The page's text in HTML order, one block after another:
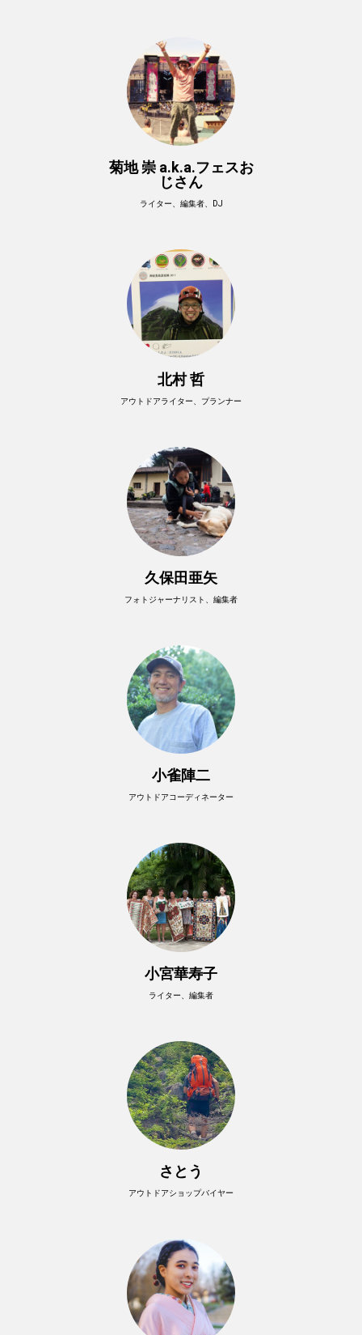
菊地 崇 a.k.a.フェスお
じさん
ライター、編集者、DJ
北村 哲
アウトドアライター、プランナー
久保田亜矢
フォトジャーナリスト、編集者
小雀陣二
アウトドアコーディネーター
小宮華寿子
ライター、編集者
さとう
アウトドアショップバイヤー